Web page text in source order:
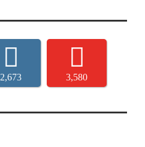
2,673 3,580